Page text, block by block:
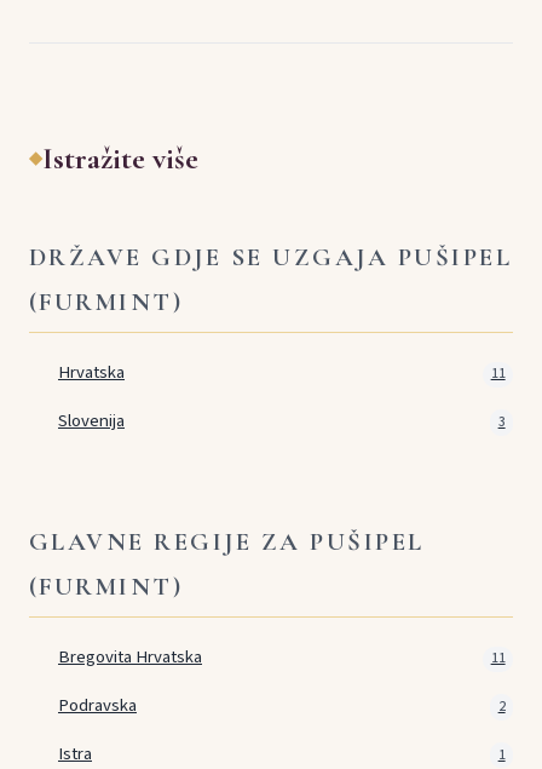
◆Istražite više
DRŽAVE GDJE SE UZGAJA PUŠIPEL
(FURMINT)
Hrvatska 11
Slovenija 3
GLAVNE REGIJE ZA PUŠIPEL
(FURMINT)
Bregovita Hrvatska 11
Podravska 2
Istra 1